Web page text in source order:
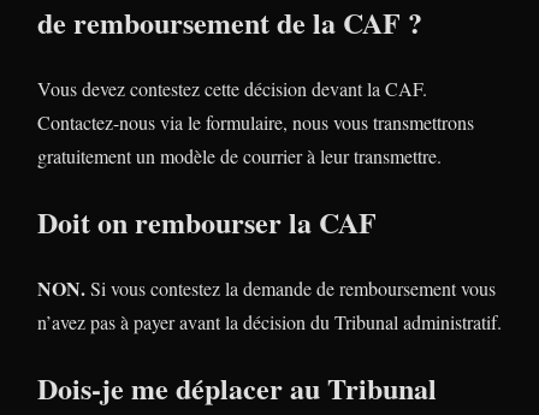
de remboursement de la CAF ?
Vous devez contestez cette décision devant la CAF.
Contactez-nous via le formulaire, nous vous transmettrons
gratuitement un modèle de courrier à leur transmettre.
Doit on rembourser la CAF
NON.Si vous contestez la demande de remboursement vous
n’avez pas à payer avant la décision du Tribunal administratif.
Dois-je me déplacer au Tribunal